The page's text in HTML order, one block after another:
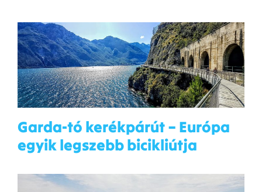
Garda-tó kerékpárút – Európa
egyik legszebb bicikliútja